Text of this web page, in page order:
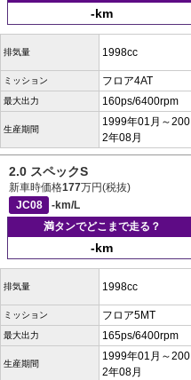
-km
排気量 1998cc
ミッション フロア4AT
最大出力 160ps/6400rpm
生産期間
1999年01月～200
2年08月
2.0 スペックS
新車時価格177万円(税抜)
JC08
-km/L
満タンでどこまで走る？
-km
排気量 1998cc
ミッション フロア5MT
最大出力 165ps/6400rpm
生産期間
1999年01月～200
2年08月